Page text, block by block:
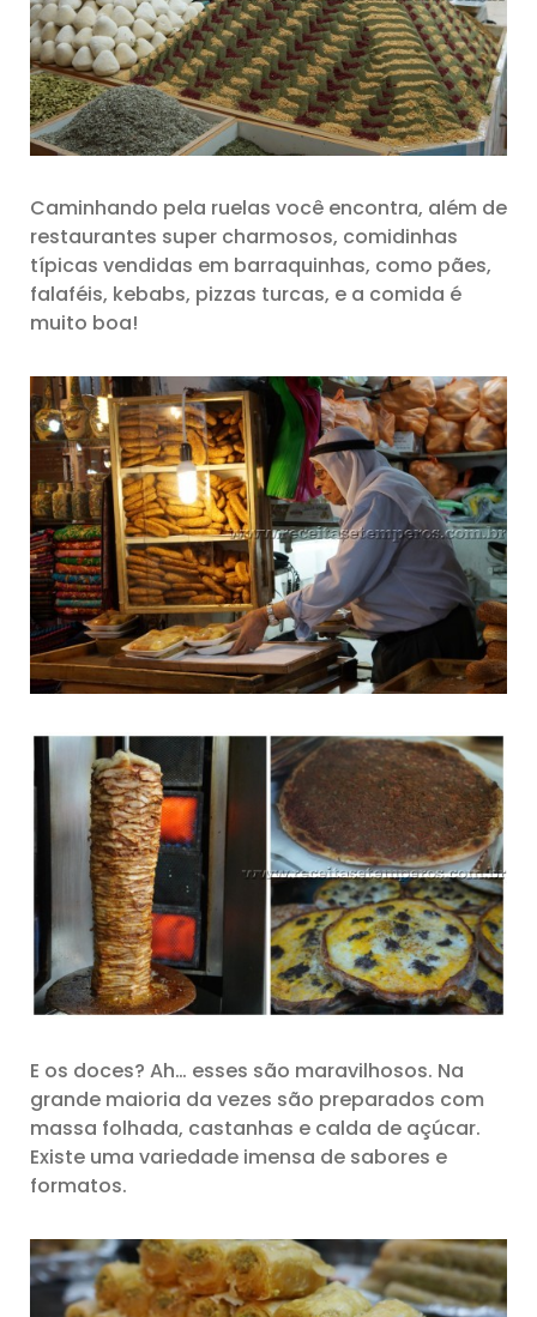
Caminhando pela ruelas você encontra, além de
restaurantes super charmosos, comidinhas
típicas vendidas em barraquinhas, como pães,
falaféis, kebabs, pizzas turcas, e a comida é
muito boa!
E os doces? Ah… esses são maravilhosos. Na
grande maioria da vezes são preparados com
massa folhada, castanhas e calda de açúcar.
Existe uma variedade imensa de sabores e
formatos.